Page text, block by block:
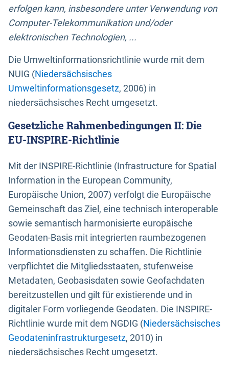
erfolgen kann, insbesondere unter Verwendung von
Computer-Telekommunikation und/oder
elektronischen Technologien, ...
Die Umweltinformationsrichtlinie wurde mit dem
NUIG (Niedersächsisches
Umweltinformationsgesetz, 2006) in
niedersächsisches Recht umgesetzt.
Gesetzliche Rahmenbedingungen II: Die
EU-INSPIRE-Richtlinie
Mit der INSPIRE-Richtlinie (Infrastructure for Spatial
Information in the European Community,
Europäische Union, 2007) verfolgt die Europäische
Gemeinschaft das Ziel, eine technisch interoperable
sowie semantisch harmonisierte europäische
Geodaten-Basis mit integrierten raumbezogenen
Informationsdiensten zu schaffen. Die Richtlinie
verpflichtet die Mitgliedsstaaten, stufenweise
Metadaten, Geobasisdaten sowie Geofachdaten
bereitzustellen und gilt für existierende und in
digitaler Form vorliegende Geodaten. Die INSPIRE-
Richtlinie wurde mit dem NGDIG (Niedersächsisches
Geodateninfrastrukturgesetz, 2010) in
niedersächsisches Recht umgesetzt.